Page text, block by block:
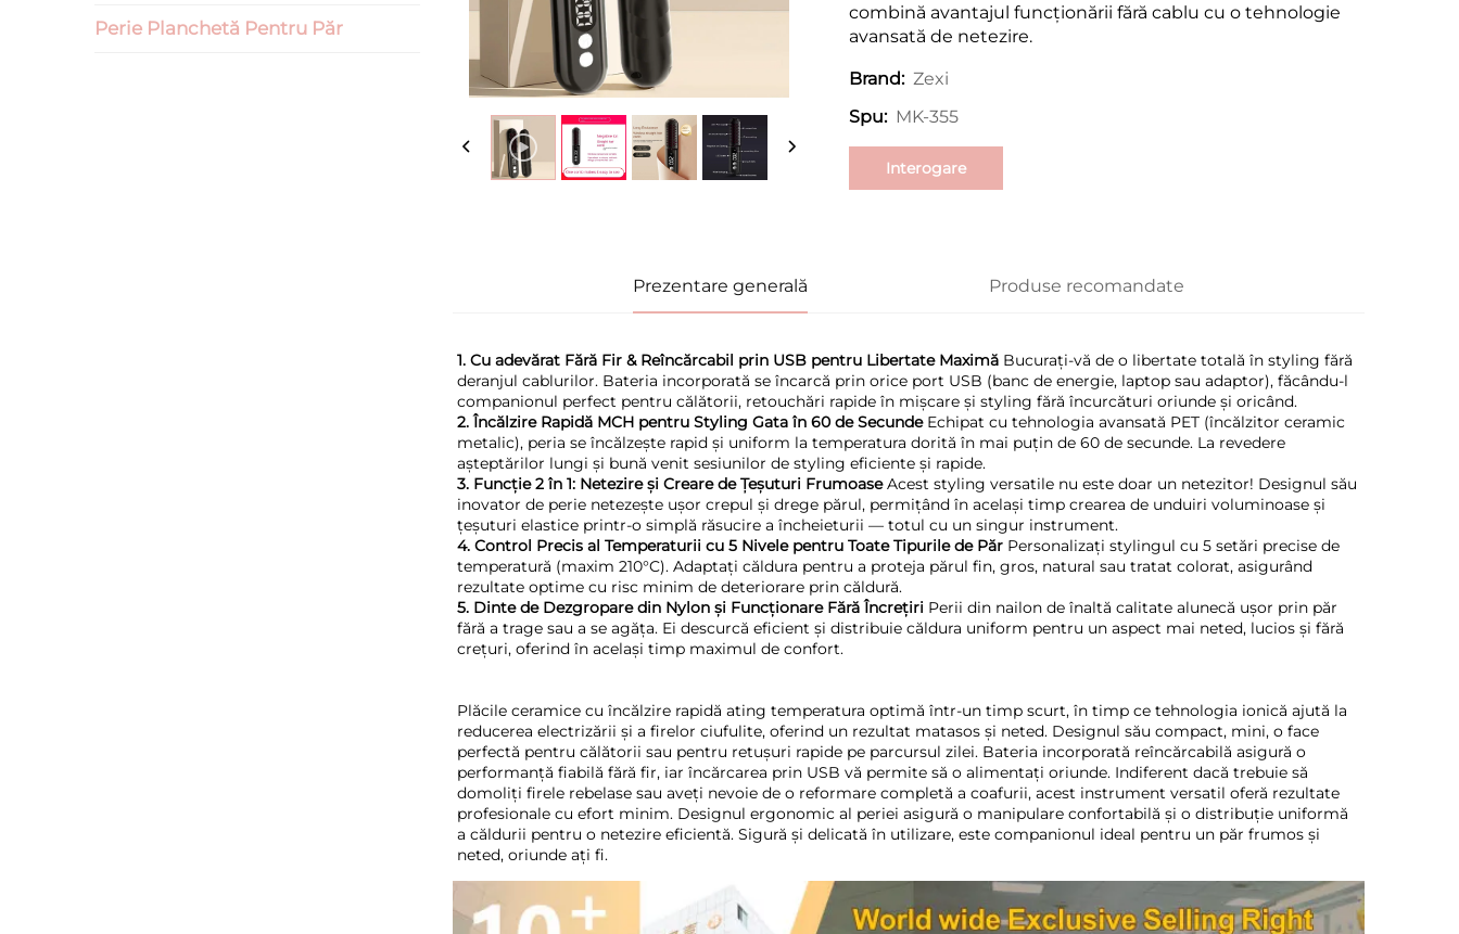
Perie Planchetă Pentru Păr
combină avantajul funcționării fără cablu cu o tehnologie
avansată de netezire.
Brand: Zexi
Spu: MK-355
Interogare
Prezentare generală Produse recomandate
1. Cu adevărat Fără Fir & Reîncărcabil prin USB pentru Libertate Maximă Bucurați-vă de o libertate totală în styling fără
deranjul cablurilor. Bateria incorporată se încarcă prin orice port USB (banc de energie, laptop sau adaptor), făcându-l
companionul perfect pentru călătorii, retouchări rapide în mișcare și styling fără încurcături oriunde și oricând.
2. Încălzire Rapidă MCH pentru Styling Gata în 60 de Secunde Echipat cu tehnologia avansată PET (încălzitor ceramic
metalic), peria se încălzește rapid și uniform la temperatura dorită în mai puțin de 60 de secunde. La revedere
așteptărilor lungi și bună venit sesiunilor de styling eficiente și rapide.
3. Funcție 2 în 1: Netezire și Creare de Țeșuturi Frumoase Acest styling versatile nu este doar un netezitor! Designul său
inovator de perie netezește ușor crepul și drege părul, permițând în același timp crearea de unduiri voluminoase și
țeșuturi elastice printr-o simplă răsucire a încheieturii — totul cu un singur instrument.
4. Control Precis al Temperaturii cu 5 Nivele pentru Toate Tipurile de Păr Personalizați stylingul cu 5 setări precise de
temperatură (maxim 210°C). Adaptați căldura pentru a proteja părul fin, gros, natural sau tratat colorat, asigurând
rezultate optime cu risc minim de deteriorare prin căldură.
5. Dinte de Dezgropare din Nylon și Funcționare Fără Încrețiri Perii din nailon de înaltă calitate alunecă ușor prin păr
fără a trage sau a se agăța. Ei descurcă eficient și distribuie căldura uniform pentru un aspect mai neted, lucios și fără
crețuri, oferind în același timp maximul de confort.
Plăcile ceramice cu încălzire rapidă ating temperatura optimă într-un timp scurt, în timp ce tehnologia ionică ajută la
reducerea electrizării și a firelor ciufulite, oferind un rezultat matasos și neted. Designul său compact, mini, o face
perfectă pentru călătorii sau pentru retuşuri rapide pe parcursul zilei. Bateria incorporată reîncărcabilă asigură o
performanță fiabilă fără fir, iar încărcarea prin USB vă permite să o alimentați oriunde. Indiferent dacă trebuie să
domoliți firele rebelase sau aveți nevoie de o reformare completă a coafurii, acest instrument versatil oferă rezultate
profesionale cu efort minim. Designul ergonomic al periei asigură o manipulare confortabilă și o distribuție uniformă
a căldurii pentru o netezire eficientă. Sigură și delicată în utilizare, este companionul ideal pentru un păr frumos și
neted, oriunde ați fi.